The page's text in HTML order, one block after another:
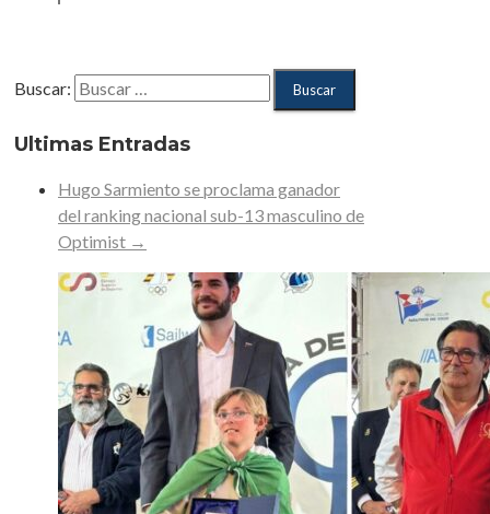
Buscar:
Ultimas Entradas
Hugo Sarmiento se proclama ganador
del ranking nacional sub-13 masculino de
Optimist →